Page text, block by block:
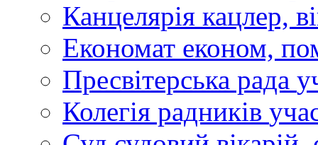
Канцелярія кацлер,
Економат економ,
Пресвітерська рада
Колегія радників